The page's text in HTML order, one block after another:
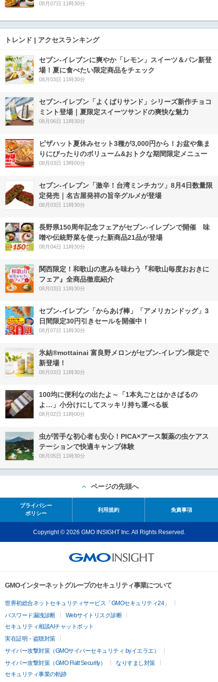
08月07日 11時30分
トレンド | アクセスランキング
セブン‐イレブンに爽やか「レモン」スイーツ＆パン新登
場！夏に食べたい限定商品をチェック
08月03日 11時30分
セブン‐イレブン「よくばりサンド」シリーズ新作チョコ
ミント登場｜夏限定スイーツサンドの爽快な魅力
08月06日 11時30分
ピザハット夏休みセット3種が3,000円から！お盆や集ま
りにぴったりのボリューム&おトクな期間限定メニュー
08月03日 13時00分
セブン-イレブン「激辛！台湾ミンチカツ」8月4日数量限
定発売｜名古屋発祥の旨辛グルメが登場
08月03日 11時30分
長野県150周年記念フェアがセブン-イレブンで開催 味
噌や伝統野菜を使った新商品21品が登場
08月04日 11時30分
関西限定！和歌山の恵みを味わう『和歌山毎度おおきに
フェア』全商品徹底紹介
08月03日 11時30分
セブン‐イレブン「からあげ棒」「アメリカンドッグ」3
日間限定30円引きセールを開催中！
08月07日 11時30分
氷結®mottainai 富良野メロンがセブン‐イレブン限定で
新登場！
08月03日 11時30分
100均に便利なの出たよ～「1本丸ごとはかさばるの
よ…」小分けにしてスッキリ持ち運べる板
08月02日 11時00分
虫が苦手な初心者も安心！PICA×アース製薬の虫ケアス
テーションで快適キャンプ体験
08月05日 11時30分
ページの先頭へ
プライバシー
ポリシー
利用規約 免責事項
Copyright © 2026 GMO INSIGHT Inc. All Rights Reserved.
GMOインターネットグループのセキュリティ事業について
世界初総合ネットセキュリティサービス「GMOセキュリティ24」
パスワード漏洩診断
Webサイトリスク診断
セキュリティ相談AIチャットボット
実在証明・盗聴対策
サイバー攻撃対策（GMOサイバーセキュリティ byイエラエ）
サイバー攻撃対策（GMO Flatt Security）
なりすまし対策
セキュリティ事業の軌跡